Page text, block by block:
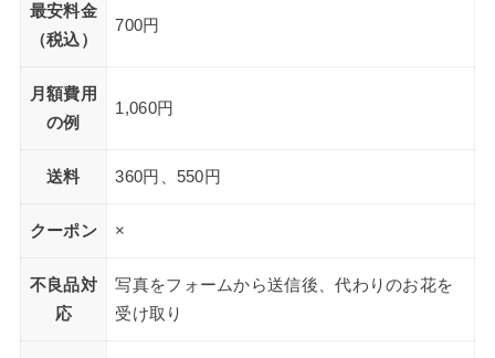
最安料金
（税込）
700円
月額費用
の例
1,060円
送料 360円、550円
クーポン ×
不良品対
応
写真をフォームから送信後、代わりのお花を
受け取り